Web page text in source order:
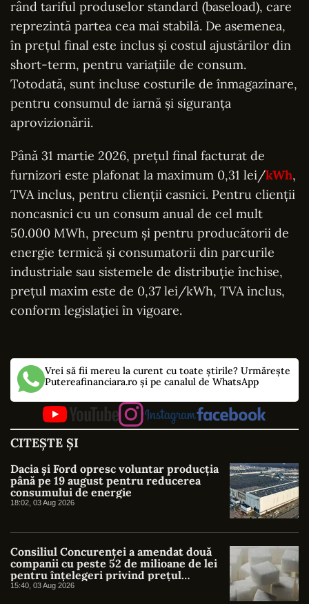
rând tariful produselor standard (baseload), care
reprezintă partea cea mai stabilă. De asemenea,
în prețul final este inclus și costul ajustărilor din
short-term, pentru variațiile de consum.
Totodată, sunt incluse costurile de înmagazinare,
pentru consumul de iarnă și siguranța
aprovizionării.
Până 31 martie 2026, prețul final facturat de
furnizori este plafonat la maximum 0,31 lei/kWh,
TVA inclus, pentru clienții casnici. Pentru clienții
noncasnici cu un consum anual de cel mult
50.000 MWh, precum și pentru producătorii de
energie termică și consumatorii din parcurile
industriale sau sistemele de distribuție închise,
prețul maxim este de 0,37 lei/kWh, TVA inclus,
conform legislației în vigoare.
Vrei să fii mereu la curent cu toate știrile? Urmărește
Putereafinanciara.ro și pe canalul de WhatsApp
CITEȘTE ȘI
Dacia și Ford opresc voluntar producția
până pe 19 august pentru reducerea
consumului de energie
18:02, 03 Aug 2026
Consiliul Concurenței a amendat două
companii cu peste 52 de milioane de lei
pentru înțelegeri privind prețul
zahărului
15:40, 03 Aug 2026